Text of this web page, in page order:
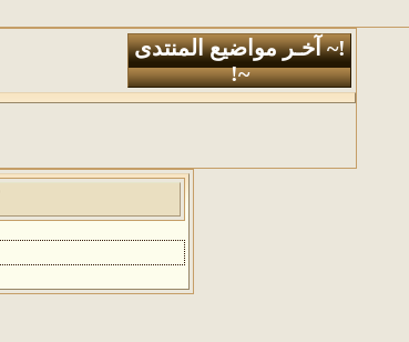
!~ آخـر مواضيع المنتدى
~!